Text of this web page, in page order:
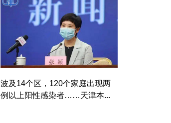
波及14个区，120个家庭出现两
例以上阳性感染者……天津本...